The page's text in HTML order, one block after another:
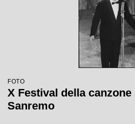
FOTO
X Festival della
Sanremo